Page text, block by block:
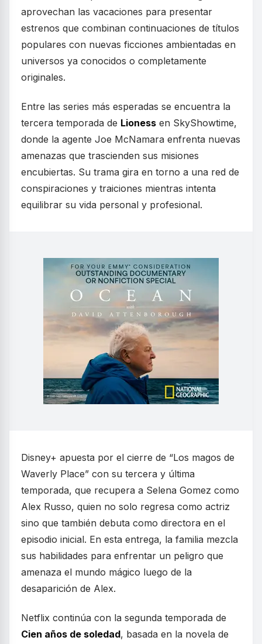
aprovechan las vacaciones para presentar
estrenos que combinan continuaciones de títulos
populares con nuevas ficciones ambientadas en
universos ya conocidos o completamente
originales.
Entre las series más esperadas se encuentra la
tercera temporada de Lioness en SkyShowtime,
donde la agente Joe McNamara enfrenta nuevas
amenazas que trascienden sus misiones
encubiertas. Su trama gira en torno a una red de
conspiraciones y traiciones mientras intenta
equilibrar su vida personal y profesional.
Disney+ apuesta por el cierre de “Los magos de
Waverly Place” con su tercera y última
temporada, que recupera a Selena Gomez como
Alex Russo, quien no solo regresa como actriz
sino que también debuta como directora en el
episodio inicial. En esta entrega, la familia mezcla
sus habilidades para enfrentar un peligro que
amenaza el mundo mágico luego de la
desaparición de Alex.
Netflix continúa con la segunda temporada de
Cien años de soledad, basada en la novela de